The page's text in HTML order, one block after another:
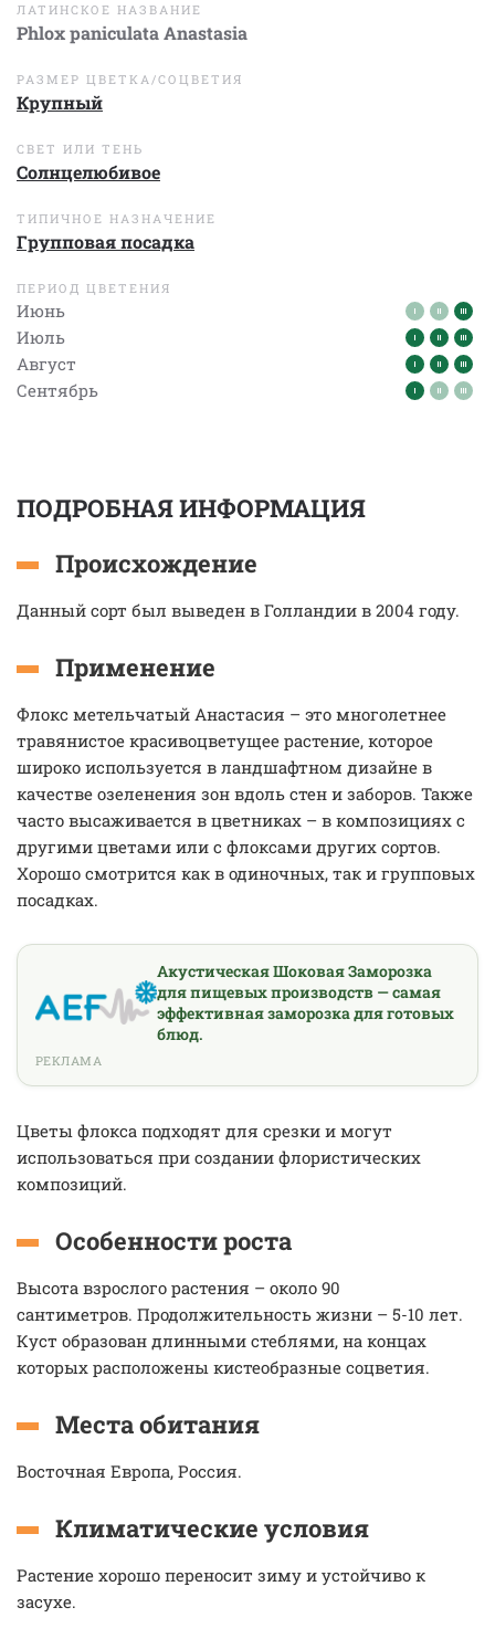
ЛАТИНСКОЕ НАЗВАНИЕ
Phlox paniculata Anastasia
РАЗМЕР ЦВЕТКА/СОЦВЕТИЯ
Крупный
СВЕТ ИЛИ ТЕНЬ
Солнцелюбивое
ТИПИЧНОЕ НАЗНАЧЕНИЕ
Групповая посадка
ПЕРИОД ЦВЕТЕНИЯ
Июнь
Июль
Август
Сентябрь
ПОДРОБНАЯ ИНФОРМАЦИЯ
Происхождение
Данный сорт был выведен в Голландии в 2004 году.
Применение
Флокс метельчатый Анастасия – это многолетнее
травянистое красивоцветущее растение, которое
широко используется в ландшафтном дизайне в
качестве озеленения зон вдоль стен и заборов. Также
часто высаживается в цветниках – в композициях с
другими цветами или с флоксами других сортов.
Хорошо смотрится как в одиночных, так и групповых
посадках.
Акустическая Шоковая Заморозка
для пищевых производств — самая
эффективная заморозка для готовых
блюд.
РЕКЛАМА
Цветы флокса подходят для срезки и могут
использоваться при создании флористических
композиций.
Особенности роста
Высота взрослого растения – около 90
сантиметров. Продолжительность жизни – 5-10 лет.
Куст образован длинными стеблями, на концах
которых расположены кистеобразные соцветия.
Места обитания
Восточная Европа, Россия.
Климатические условия
Растение хорошо переносит зиму и устойчиво к
засухе.